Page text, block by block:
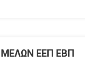
ΜΕΛΩΝ ΕΕΠ ΕΒΠ